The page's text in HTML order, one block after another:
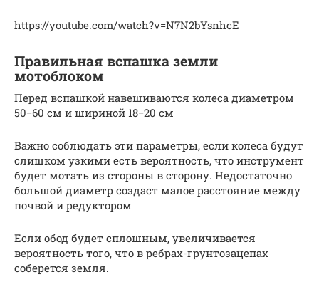
https://youtube.com/watch?v=N7N2bYsnhcE
Правильная вспашка земли
мотоблоком
Перед вспашкой навешиваются колеса диаметром
50−60 см и шириной 18−20 см
Важно соблюдать эти параметры, если колеса будут
слишком узкими есть вероятность, что инструмент
будет мотать из стороны в сторону. Недостаточно
большой диаметр создаст малое расстояние между
почвой и редуктором
Если обод будет сплошным, увеличивается
вероятность того, что в ребрах-грунтозацепах
соберется земля.